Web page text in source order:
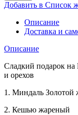
Добавить в Список
Описание
Доставка и
Описание
Сладкий подарок на
и орехов
1. Миндаль Золотой
2. Кешью жареный